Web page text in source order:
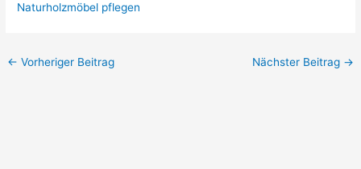
Naturholzmöbel pflegen
← Vorheriger Beitrag Nächster Beitrag →